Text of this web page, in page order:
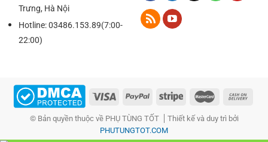
Đóng chốt gạt mưa.
Làm tương tự mang bên lái và mặt phụ.
CỰC ĐƠN GIẢN TẠI NHÀ
Trưng, Hà Nội
Hotline: 03486.153.89(7:00-
22:00)
© Bản quyền thuộc về PHỤ TÙNG TỐT
Thiết kế và duy trì bởi
PHUTUNGTOT.COM